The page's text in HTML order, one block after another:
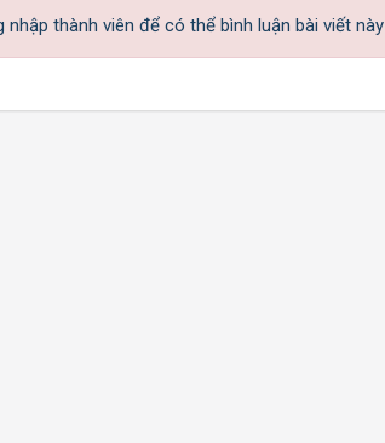
nhập thành viên để có thể bình luận bài viết này